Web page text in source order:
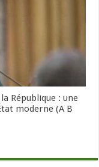
République : une
moderne (A B